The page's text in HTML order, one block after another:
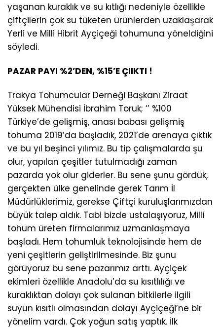
yaşanan kuraklık ve su kıtlığı nedeniyle özellikle
çiftçilerin çok su tüketen ürünlerden uzaklaşarak
Yerli ve Milli Hibrit Ayçiçeği tohumuna yöneldiğini
söyledi.
PAZAR PAYI %2’DEN, %15’E ÇIIKTI !
Trakya Tohumcular Derneği Başkanı Ziraat
Yüksek Mühendisi İbrahim Toruk; ‘’ %100
Türkiye’de gelişmiş, anası babası gelişmiş
tohuma 2019’da başladık, 2021’de arenaya çıktık
ve bu yıl beşinci yılımız. Bu tip çalışmalarda şu
olur, yapılan çeşitler tutulmadığı zaman
pazarda yok olur giderler. Bu sene şunu gördük,
gerçekten ülke genelinde gerek Tarım İl
Müdürlüklerimiz, gerekse Çiftçi kuruluşlarımızdan
büyük talep aldık. Tabi bizde ustalaşıyoruz, Milli
tohum üreten firmalarımız uzmanlaşmaya
başladı. Hem tohumluk teknolojisinde hem de
yeni çeşitlerin geliştirilmesinde. Biz şunu
görüyoruz bu sene pazarımız arttı. Ayçiçek
ekimleri özellikle Anadolu’da su kısıtlılığı ve
kuraklıktan dolayı çok sulanan bitkilerle ilgili
suyun kısıtlı olmasından dolayı Ayçiçeği’ne bir
yönelim vardı. Çok yoğun satış yaptık. İlk